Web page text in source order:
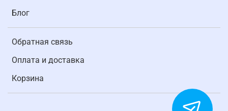
Блог
Обратная связь
Оплата и доставка
Корзина